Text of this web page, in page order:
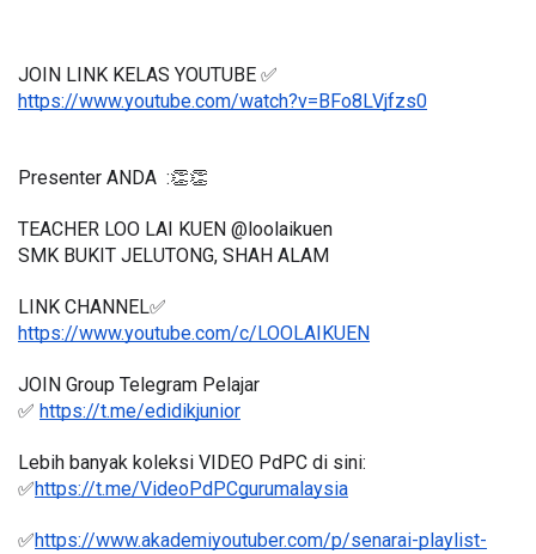
JOIN LINK KELAS YOUTUBE ✅
https://www.youtube.com/watch?v=BFo8LVjfzs0
Presenter ANDA  :👏👏
TEACHER LOO LAI KUEN @loolaikuen
SMK BUKIT JELUTONG, SHAH ALAM
LINK CHANNEL✅
https://www.youtube.com/c/LOOLAIKUEN
JOIN Group Telegram Pelajar
✅ https://t.me/edidikjunior
Lebih banyak koleksi VIDEO PdPC di sini:
✅https://t.me/VideoPdPCgurumalaysia
✅https://www.akademiyoutuber.com/p/senarai-playlist-